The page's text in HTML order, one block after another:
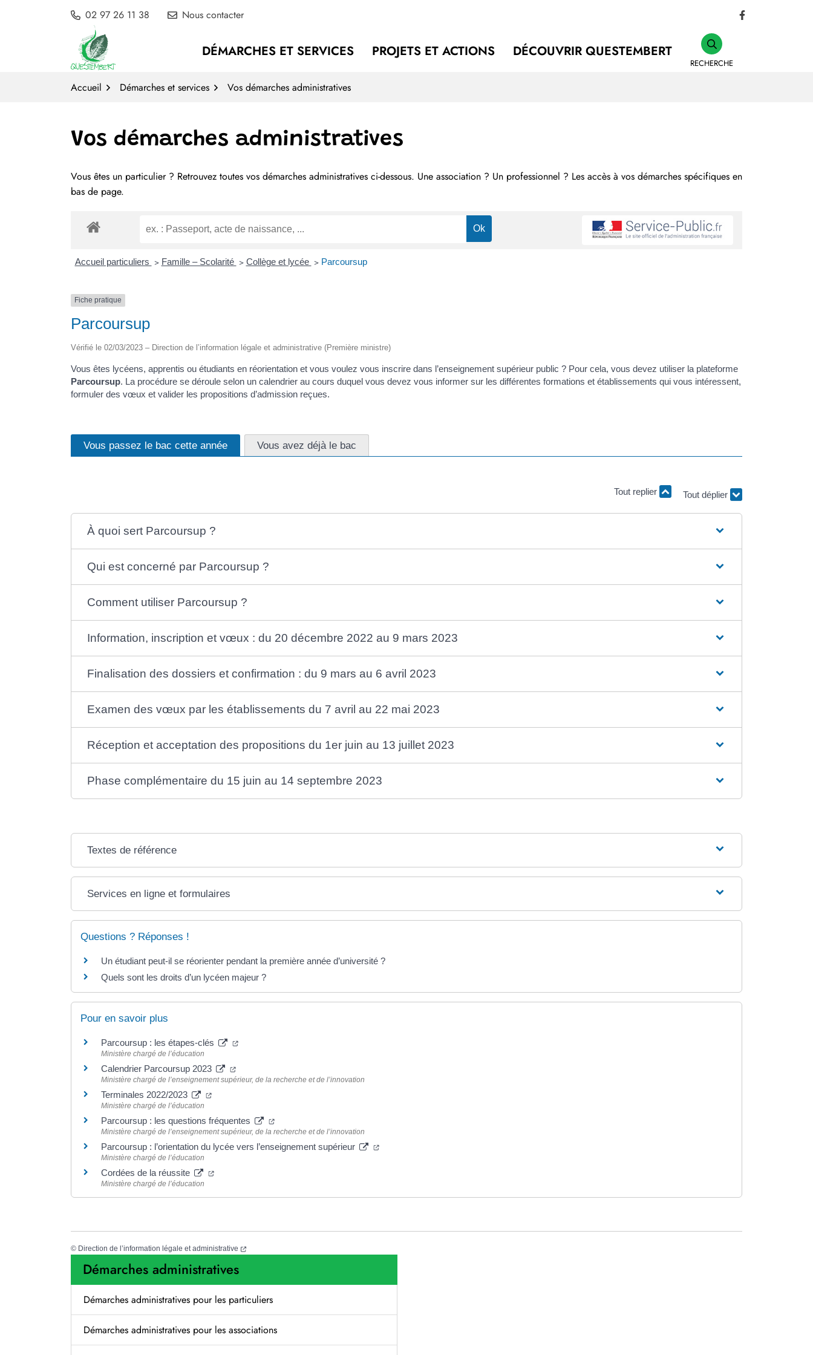
02 97 26 11 38 Nous contacter Lien vers le
DÉMARCHES ET SERVICES PROJETS ET ACTIONS DÉCOUVRIR QUESTEMBERT
RECHERCHE
Accueil Démarches et services Vos démarches administratives
Vos démarches administratives
Liste des démarches
Vous êtes un particulier ? Retrouvez toutes vos démarches administratives ci-dessous. Une association ? Un professionnel ? Les accès à vos démarches spécifiques en
bas de page.
Accueil particuliers > Famille – Scolarité > Collège et lycée > Parcoursup
Fiche pratique
Parcoursup
Vérifié le 02/03/2023 – Direction de l’information légale et administrative (Première ministre)
Vous êtes lycéens, apprentis ou étudiants en réorientation et vous voulez vous inscrire dans l’enseignement supérieur public ? Pour cela, vous devez utiliser la plateforme
Parcoursup. La procédure se déroule selon un calendrier au cours duquel vous devez vous informer sur les différentes formations et établissements qui vous intéressent,
formuler des vœux et valider les propositions d’admission reçues.
Vous passez le bac cette année Vous avez déjà le bac
Tout replier
Tout déplier
À quoi sert Parcoursup ?
Qui est concerné par Parcoursup ?
Comment utiliser Parcoursup ?
Information, inscription et vœux : du 20 décembre 2022 au 9 mars 2023
Finalisation des dossiers et confirmation : du 9 mars au 6 avril 2023
Examen des vœux par les établissements du 7 avril au 22 mai 2023
Réception et acceptation des propositions du 1er juin au 13 juillet 2023
Phase complémentaire du 15 juin au 14 septembre 2023
Textes de référence
Services en ligne et formulaires
Questions ? Réponses !
Un étudiant peut-il se réorienter pendant la première année d’université ?
Quels sont les droits d’un lycéen majeur ?
Pour en savoir plus
Parcoursup : les étapes-clés (nouvelle fenêtre)
Ministère chargé de l’éducation
Calendrier Parcoursup 2023 (nouvelle fenêtre)
Ministère chargé de l’enseignement supérieur, de la recherche et de l’innovation
Terminales 2022/2023 (nouvelle fenêtre)
Ministère chargé de l’éducation
Parcoursup : les questions fréquentes (nouvelle fenêtre)
Ministère chargé de l’enseignement supérieur, de la recherche et de l’innovation
Parcoursup : l’orientation du lycée vers l’enseignement supérieur (nouvelle fenêtre)
Ministère chargé de l’éducation
Cordées de la réussite (nouvelle fenêtre)
Ministère chargé de l’éducation
© Direction de l’information légale et administrative (nouvelle fenêtre)
Démarches administratives
Démarches administratives pour les particuliers
Démarches administratives pour les associations